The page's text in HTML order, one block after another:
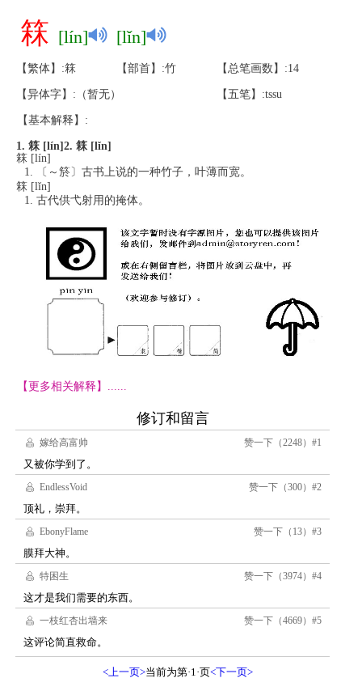
箖 [lín] [lǐn]
【繁体】:箖 【部首】:竹 【总笔画数】:14
【异体字】:（暂无） 【五笔】:tssu
【基本解释】:
1. 箖 [lín] 2. 箖 [lǐn]
箖 [lín]
〔～箊〕古书上说的一种竹子，叶薄而宽。
箖 [lǐn]
古代供弋射用的掩体。
【更多相关解释】......